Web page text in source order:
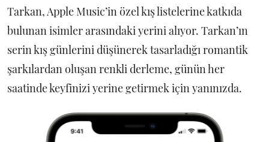
Tarkan, Apple Music’in özel kış listelerine katkıda
bulunan isimler arasındaki yerini alıyor. Tarkan’ın
serin kış günlerini düşünerek tasarladığı romantik
şarkılardan oluşan renkli derleme, günün her
saatinde keyfinizi yerine getirmek için yanınızda.